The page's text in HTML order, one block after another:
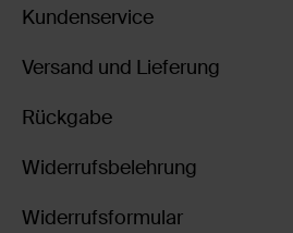
Kundenservice
Versand und Lieferung
Rückgabe
Widerrufsbelehrung
Widerrufsformular